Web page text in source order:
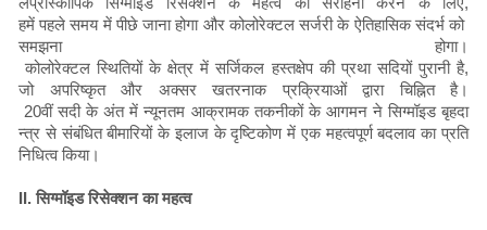
हमें पहले समय में पीछे जाना होगा और कोलोरेक्टल सर्जरी के ऐतिहासिक संदर्भ को
समझना होगा।
कोलोरेक्टल स्थितियों के क्षेत्र में सर्जिकल हस्तक्षेप की प्रथा सदियों पुरानी है,
जो अपरिष्कृत और अक्सर खतरनाक प्रक्रियाओं द्वारा चिह्नित है।
20वीं सदी के अंत में न्यूनतम आक्रामक तकनीकों के आगमन ने सिग्मॉइड बृहदा
न्त्र से संबंधित बीमारियों के इलाज के दृष्टिकोण में एक महत्वपूर्ण बदलाव का प्रति
निधित्व किया।
II. सिग्मॉइड रिसेक्शन का महत्व